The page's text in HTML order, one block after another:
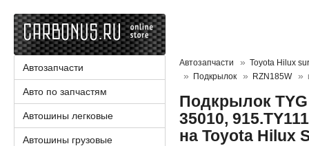
Автозапчасти
Toyota Hilux
Подкрылок
RZN185W
Подкрылок TYG
35010,
на Toyota Hilux
Автозапчасти
Авто по запчастям
Автошины легковые
Автошины грузовые